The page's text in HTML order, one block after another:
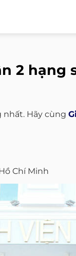
2 hạng
nhất. Hãy cùng
Chí Minh